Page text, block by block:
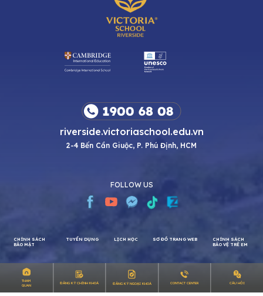
riverside.victoriaschool.edu.vn
2-4 Bến Cần Giuộc, P. Phú Định, HCM
FOLLOW US
CHÍNH SÁCH
TUYỂN DỤNG LỊCH HỌC SƠ ĐỒ TRANG WEB
CHÍNH SÁCH
THAM
QUAN
ĐĂNG KÝ CHÍNH KHOÁ ĐĂNG KÝ NGOẠI KHOÁ CONTACT CENTER CÂU HỎI